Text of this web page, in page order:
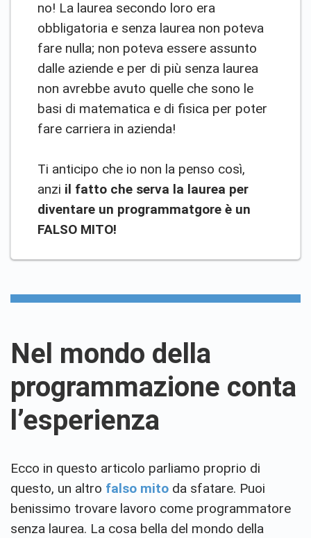
no! La laurea secondo loro era
obbligatoria e senza laurea non poteva
fare nulla; non poteva essere assunto
dalle aziende e per di più senza laurea
non avrebbe avuto quelle che sono le
basi di matematica e di fisica per poter
fare carriera in azienda!
Ti anticipo che io non la penso così,
anzi il fatto che serva la laurea per
diventare un programmatgore è un
FALSO MITO!
Nel mondo della
programmazione conta
l’esperienza
Ecco in questo articolo parliamo proprio di
questo, un altro falso mito da sfatare. Puoi
benissimo trovare lavoro come programmatore
senza laurea. La cosa bella del mondo della